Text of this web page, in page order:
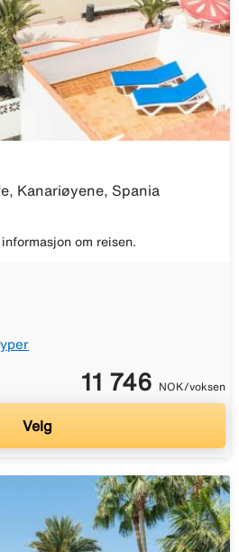
Kanariøyene, Spania
om reisen.
11 746 NOK/voksen
Velg